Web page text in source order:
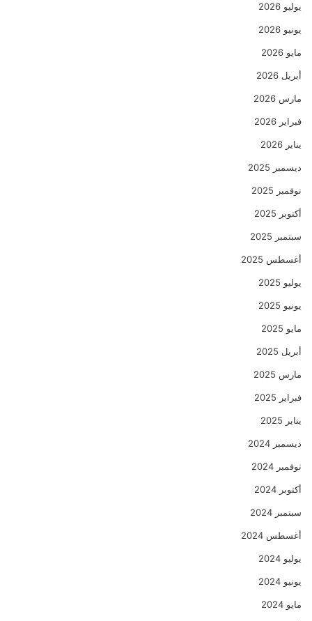
يوليو 2026
يونيو 2026
مايو 2026
أبريل 2026
مارس 2026
فبراير 2026
يناير 2026
ديسمبر 2025
نوفمبر 2025
أكتوبر 2025
سبتمبر 2025
أغسطس 2025
يوليو 2025
يونيو 2025
مايو 2025
أبريل 2025
مارس 2025
فبراير 2025
يناير 2025
ديسمبر 2024
نوفمبر 2024
أكتوبر 2024
سبتمبر 2024
أغسطس 2024
يوليو 2024
يونيو 2024
مايو 2024